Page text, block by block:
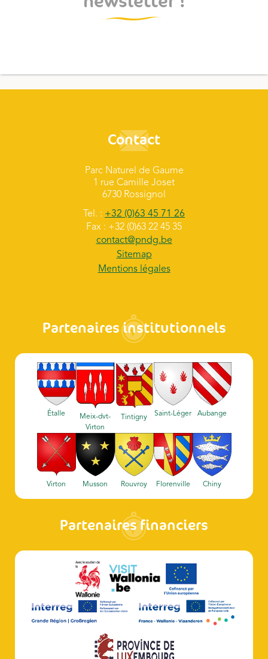
Contact
Parc Naturel de Gaume
1 rue Camille Joset
6730 Rossignol
Tel. : +32 (0)63 45 71 26
Fax : +32 (0)63 22 45 35
contact@pndg.be
Sitemap
Mentions légales
Partenaires institutionnels
Étalle
Meix-dvt-
Virton
Tintigny Saint-Léger Aubange
Virton Musson Rouvroy Florenville Chiny
Partenaires financiers